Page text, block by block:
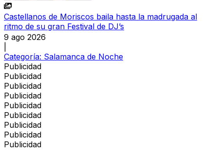
Castellanos de Moriscos baila hasta la madrugada al
ritmo de su gran Festival de DJ’s
9 ago 2026
Categoría: Salamanca de Noche
Publicidad
Publicidad
Publicidad
Publicidad
Publicidad
Publicidad
Publicidad
Publicidad
Publicidad